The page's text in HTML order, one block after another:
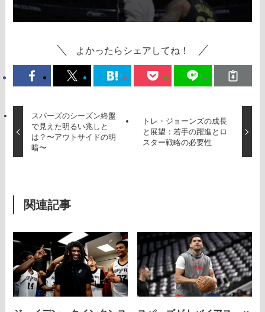
よかったらシェアしてね！
スパーズのシーズン終盤
で見えた明るい兆しと
は？〜アウトサイドの明
暗〜
トレ・ジョーンズの成長
と展望：若手の躍進とロ
スター戦略の必要性
関連記事